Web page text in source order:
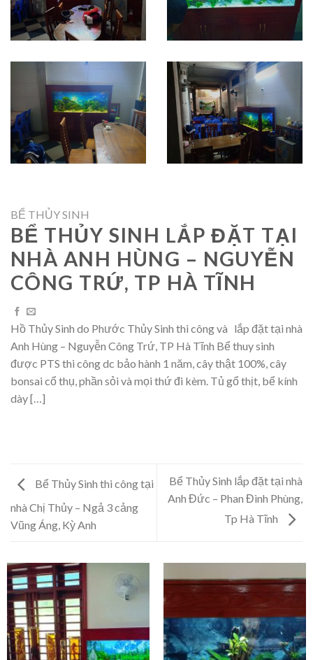
BỂ THỦY SINH
BỂ THỦY SINH LẮP ĐẶT TẠI
NHÀ ANH HÙNG – NGUYỄN
CÔNG TRỨ, TP HÀ TĨNH
Hồ Thủy Sinh do Phước Thủy Sinh thi công và lắp đặt tại nhà
Anh Hùng – Nguyễn Công Trứ, TP Hà Tĩnh Bể thuy sinh
được PTS thi công dc bảo hành 1 năm, cây thật 100%, cây
bonsai cổ thụ, phần sỏi và mọi thứ đi kèm. Tủ gổ thịt, bể kính
dày […]
Bể Thủy Sinh thi công tại
nhà Chị Thủy – Ngả 3 cảng
Vũng Áng, Kỳ Anh
Bể Thủy Sinh lắp đặt tại nhà
Anh Đức – Phan Đình Phùng,
Tp Hà Tĩnh